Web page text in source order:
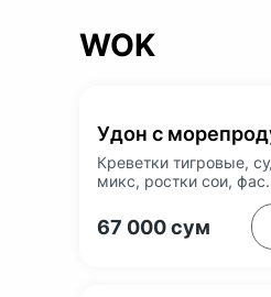
WOK
Удон с
Креветки тигровые,
микс, ростки сои,
67 000сум